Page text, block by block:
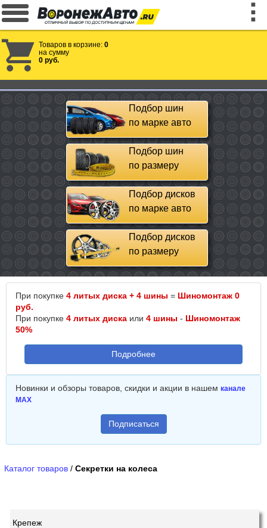
Товаров в корзине: 0
на сумму
0 руб.
Подбор шин
по марке авто
Подбор шин
по размеру
Подбор дисков
по марке авто
Подбор дисков
по размеру
При покупке 4 литых диска + 4 шины = Шиномонтаж 0
руб.
При покупке 4 литых диска или 4 шины - Шиномонтаж
50%
Подробнее
Новинки и обзоры товаров, скидки и акции в нашем канале
MAX
Подписаться
Каталог товаров / Секретки на колеса
Крепеж